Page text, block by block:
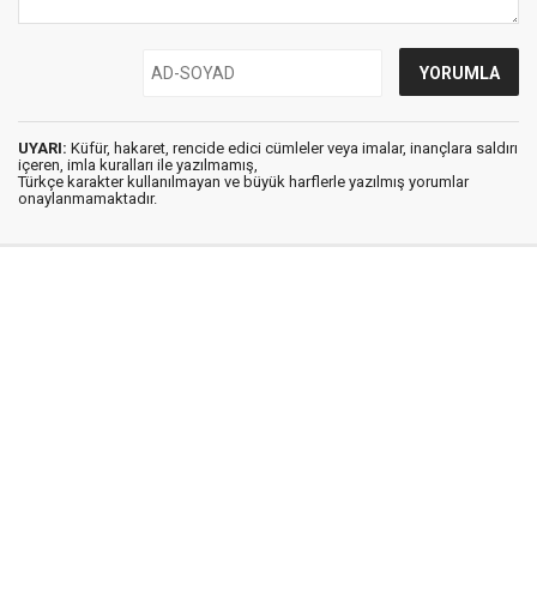
UYARI: Küfür, hakaret, rencide edici cümleler veya imalar, inançlara saldırı
içeren, imla kuralları ile yazılmamış,
Türkçe karakter kullanılmayan ve büyük harflerle yazılmış yorumlar
onaylanmamaktadır.